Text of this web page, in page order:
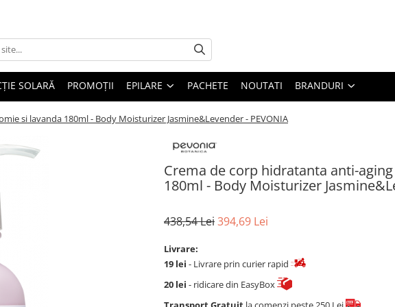
SOLARĂ PROMOȚII EPILARE PACHETE NOUTATI BRANDURI
si lavanda 180ml - Body Moisturizer Jasmine&Levender - PEVONIA
Crema de corp hidratanta anti-
180ml - Body Moisturizer
438,54 Lei394,69 Lei
Livrare:
19 lei - Livrare prin curier rapid
20 lei - ridicare din EasyBox